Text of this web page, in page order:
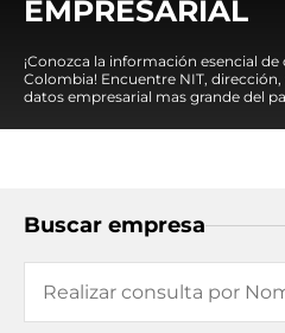
EMPRESARIAL
¡Conozca la información esencial
Colombia! Encuentre NIT,
datos empresarial mas grande del
Buscar empresa